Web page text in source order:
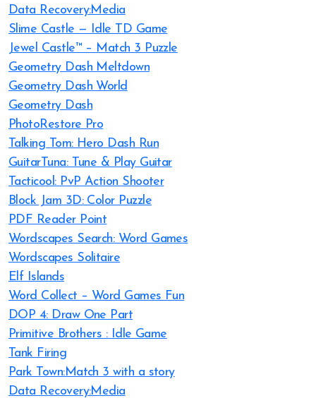
Data Recovery:Media
Slime Castle — Idle TD Game
Jewel Castle™ – Match 3 Puzzle
Geometry Dash Meltdown
Geometry Dash World
Geometry Dash
PhotoRestore Pro
Talking Tom: Hero Dash Run
GuitarTuna: Tune & Play Guitar
Tacticool: PvP Action Shooter
Block Jam 3D: Color Puzzle
PDF Reader Point
Wordscapes Search: Word Games
Wordscapes Solitaire
Elf Islands
Word Collect – Word Games Fun
DOP 4: Draw One Part
Primitive Brothers : Idle Game
Tank Firing
Park Town:Match 3 with a story
Data Recovery:Media